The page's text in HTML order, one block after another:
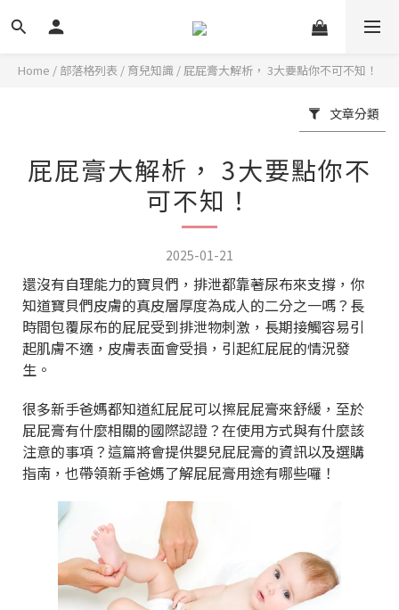
Home / 部落格列表 / 育兒知識 / 屁屁膏大解析， 3大要點你不可不知！
文章分類
屁屁膏大解析， 3大要點你不
可不知！
2025-01-21
還沒有自理能力的寶貝們，排泄都靠著尿布來支撐，你
知道寶貝們皮膚的真皮層厚度為成人的二分之一嗎？長
時間包覆尿布的屁屁受到排泄物刺激，長期接觸容易引
起肌膚不適，皮膚表面會受損，引起紅屁屁的情況發
生。
很多新手爸媽都知道紅屁屁可以擦屁屁膏來舒緩，至於
屁屁膏有什麼相關的國際認證？在使用方式與有什麼該
注意的事項？這篇將會提供嬰兒屁屁膏的資訊以及選購
指南，也帶領新手爸媽了解屁屁膏用途有哪些囉！